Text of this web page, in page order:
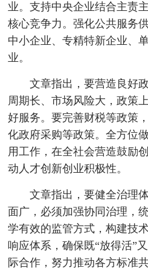
业。支持中央企业结合主责
核心竞争力。强化公共服务
中小企业、专精特新企业、
业。
文章指出，要营造良好
周期长、市场风险大，政策
好服务。要完善财税等政策
化政府采购等政策。全方位
用工作，在全社会营造鼓励
动人才创新创业积极性。
文章指出，要健全治理
面广，必须加强协同治理，
学有效的监管方式，构建技
响应体系，确保既“放得活”
际合作，努力推动各方标准